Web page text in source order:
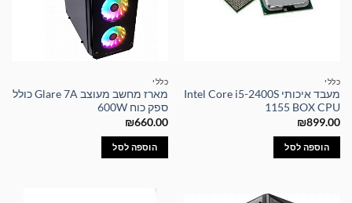
כללי
מעבד איכותי Intel Core i5-2400S
1155 BOX CPU
₪899.00
הוספה לסל
כללי
מארז מחשב מעוצב Glare 7A כולל
ספק כוח 600W
₪660.00
הוספה לסל